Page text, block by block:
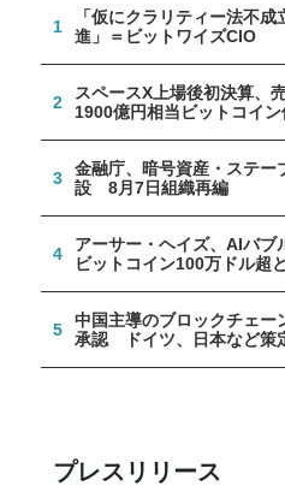
1
「仮にクラリティー法不
進」＝ビットワイズCIO
2
スペースX上場後初決算、
1900億円相当ビットコイ
3
金融庁、暗号資産・ステー
設 8月7日組織再編
4
アーサー・ヘイズ、AIバブ
ビットコイン100万ドル超
5
中国主導のブロックチェー
承認 ドイツ、日本など策
プレスリリース